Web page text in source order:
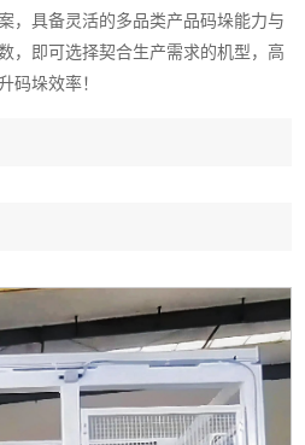
，具备灵活的多品类产品码垛能力与
，即可选择契合生产需求的机型，高
码垛效率！